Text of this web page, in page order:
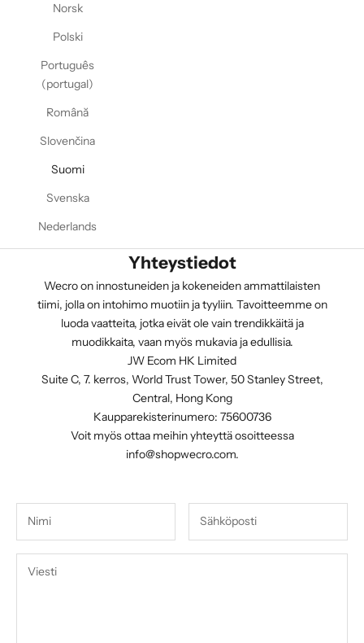
Norsk
Polski
Português
(portugal)
Română
Slovenčina
Suomi
Svenska
Nederlands
Yhteystiedot
Wecro on innostuneiden ja kokeneiden ammattilaisten
tiimi, jolla on intohimo muotiin ja tyyliin. Tavoitteemme on
luoda vaatteita, jotka eivät ole vain trendikkäitä ja
muodikkaita, vaan myös mukavia ja edullisia.
JW Ecom HK Limited
Suite C, 7. kerros, World Trust Tower, 50 Stanley Street,
Central, Hong Kong
Kaupparekisterinumero: 75600736
Voit myös ottaa meihin yhteyttä osoitteessa
info@shopwecro.com.